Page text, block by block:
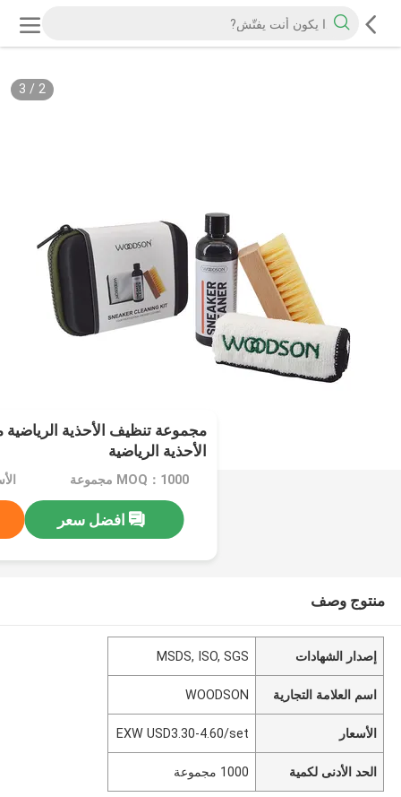
2
/
3
مجموعة تنظيف الأحذية
الأحذية الرياضية
MOQ：1000 مجموعة
افضل سعر
منتوج وصف
إصدار الشهادات MSDS, ISO, SGS
اسم العلامة التجارية WOODSON
الأسعار EXW USD3.30-4.60/set
الحد الأدنى لكمية 1000 مجموعة